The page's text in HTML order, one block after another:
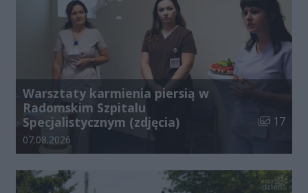
Warsztaty karmienia piersią w
Radomskim Szpitalu
Specjalistycznym (zdjęcia)
Liczba
17
Data dodania galerii:
07.08.2026